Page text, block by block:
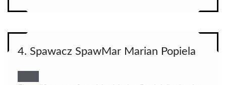
4. Spawacz SpawMar Marian Popiela